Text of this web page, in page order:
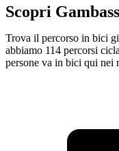
Scopri
Trova il percorso in bici
abbiamo 114 percorsi
persone va in bici qui nei